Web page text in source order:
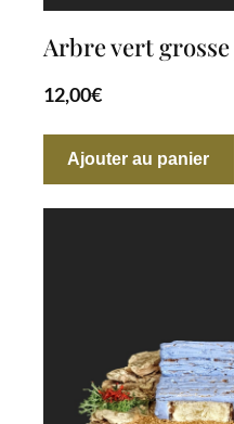
Arbre vert grosse
12,00€
Ajouter au panier